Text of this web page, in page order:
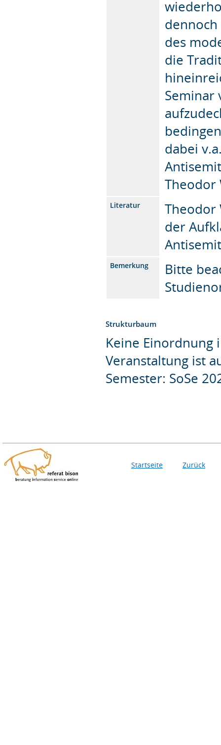
des
die
Seminar
dabei
Theodor
Literatur
Theodor
der
Bemerkung
Bitte
Strukturbaum
Keine Einordnung
Veranstaltung ist
Semester: SoSe
Startseite Zurück